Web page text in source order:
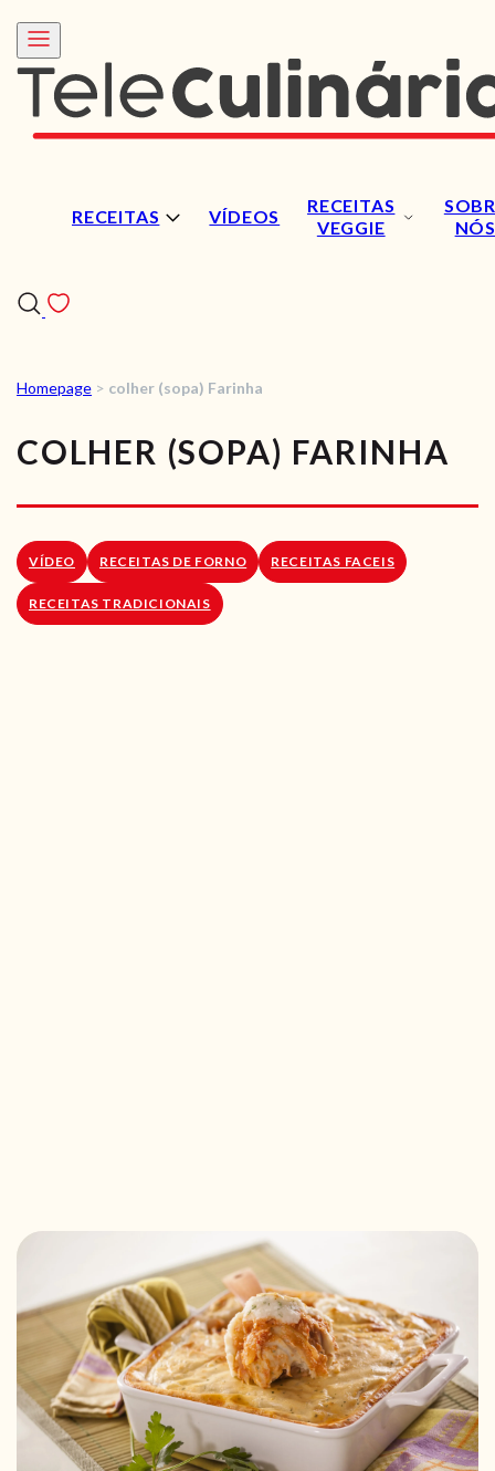
RECEITAS VÍDEOS
RECEITAS
VEGGIE
NÓS
RECEITAS
VÍDEOS
RECEITAS VEGGIE
SOBRE NÓS
LOJA ONLINE
Homepage > colher (sopa) Farinha
COLHER (SOPA) FARINHA
VÍDEO RECEITAS DE FORNO RECEITAS FACEIS
RECEITAS TRADICIONAIS